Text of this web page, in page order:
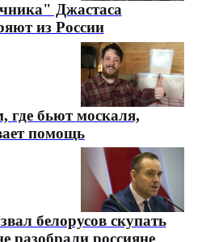
Джастаса
из России
где бьют москаля,
помощь
белорусов скупать
разобрали россияне